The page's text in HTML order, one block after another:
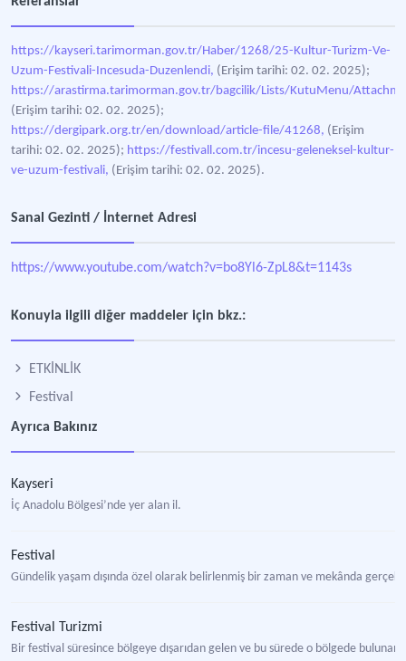
https://kayseri.tarimorman.gov.tr/Haber/1268/25-Kultur-Turizm-Ve-
Uzum-Festivali-Incesuda-Duzenlendi, (Erişim tarihi: 02. 02. 2025);
https://arastirma.tarimorman.gov.tr/bagcilik/Lists/KutuMenu/
(Erişim tarihi: 02. 02. 2025);
https://dergipark.org.tr/en/download/article-file/41268, (Erişim
tarihi: 02. 02. 2025); https://festivall.com.tr/incesu-geleneksel-kultur-
ve-uzum-festivali, (Erişim tarihi: 02. 02. 2025).
Sanal Gezinti / İnternet Adresi
https://www.youtube.com/watch?v=bo8Yl6-ZpL8&t=1143s
Konuyla ilgili diğer maddeler için bkz.:
ETKİNLİK
Festival
Ayrıca Bakınız
Kayseri
İç Anadolu Bölgesi’nde yer alan il.
Festival
Gündelik yaşam dışında özel olarak belirlenmiş bir zaman ve mekânda
Festival Turizmi
Bir festival süresince bölgeye dışarıdan gelen ve bu sürede o bölgede